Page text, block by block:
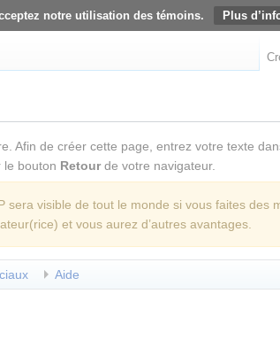
notre utilisation des témoins. Plus
Afin de créer cette page, entrez votre texte
le bouton Retourde votre navigateur.
sera visible de tout le monde si vous faites des
et vous aurez d’autres avantages.
Aide